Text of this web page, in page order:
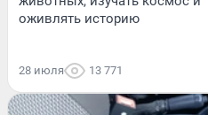
оживлять историю
28 июля 13 771